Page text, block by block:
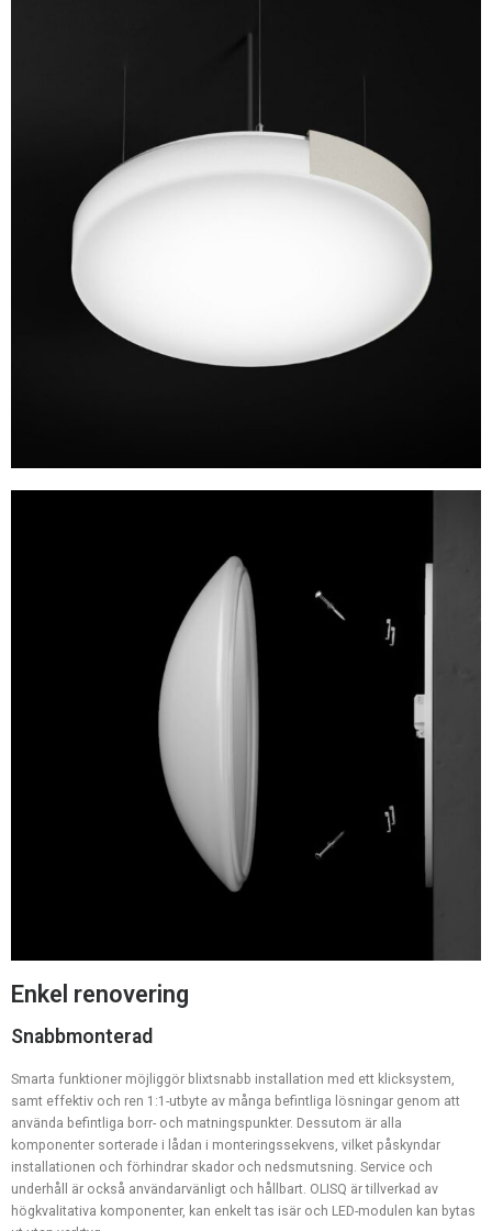
Enkel renovering
Snabbmonterad
Smarta funktioner möjliggör blixtsnabb installation med ett klicksystem,
samt effektiv och ren 1:1-utbyte av många befintliga lösningar genom att
använda befintliga borr- och matningspunkter. Dessutom är alla
komponenter sorterade i lådan i monteringssekvens, vilket påskyndar
installationen och förhindrar skador och nedsmutsning. Service och
underhåll är också användarvänligt och hållbart. OLISQ är tillverkad av
högkvalitativa komponenter, kan enkelt tas isär och LED-modulen kan bytas